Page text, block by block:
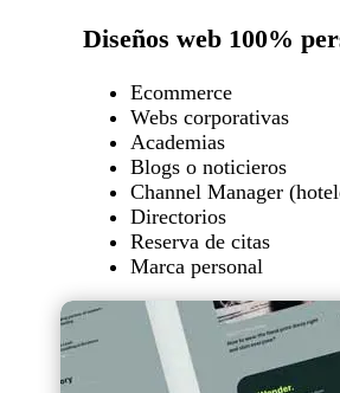
Diseños web 100%
Ecommerce
Webs corporativas
Academias
Blogs o noticieros
Channel Manager
Directorios
Reserva de citas
Marca personal